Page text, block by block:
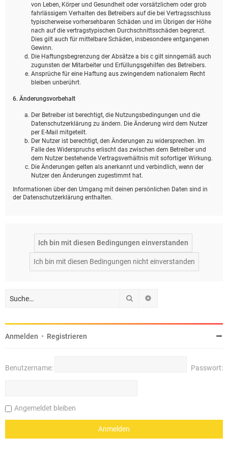
von Leben, Körper und Gesundheit oder vorsätzlichem oder grob
fahrlässigem Verhalten des Betreibers auf die bei Vertragsschluss
typischerweise vorhersehbaren Schäden und im Übrigen der Höhe
nach auf die vertragstypischen Durchschnittsschäden begrenzt.
Dies gilt auch für mittelbare Schäden, insbesondere entgangenen
Gewinn.
Die Haftungsbegrenzung der Absätze a bis c gilt sinngemäß auch
zugunsten der Mitarbeiter und Erfüllungsgehilfen des Betreibers.
Ansprüche für eine Haftung aus zwingendem nationalem Recht
bleiben unberührt.
6. Änderungsvorbehalt
Der Betreiber ist berechtigt, die Nutzungsbedingungen und die
Datenschutzerklärung zu ändern. Die Änderung wird dem Nutzer
per E-Mail mitgeteilt.
Der Nutzer ist berechtigt, den Änderungen zu widersprechen. Im
Falle des Widerspruchs erlischt das zwischen dem Betreiber und
dem Nutzer bestehende Vertragsverhältnis mit sofortiger Wirkung.
Die Änderungen gelten als anerkannt und verbindlich, wenn der
Nutzer den Änderungen zugestimmt hat.
Informationen über den Umgang mit deinen persönlichen Daten sind in
der Datenschutzerklärung enthalten.
Suche
Anmelden • Registrieren
Benutzername: Passwort:
Angemeldet bleiben